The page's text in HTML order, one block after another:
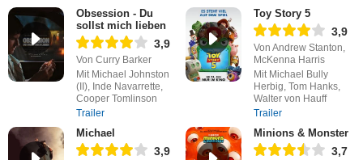
Obsession - Du
sollst mich lieben
3,9
Von Curry Barker
Mit Michael Johnston
(II), Inde Navarrette,
Cooper Tomlinson
Trailer
Toy Story 5
3,9
Von Andrew Stanton,
McKenna Harris
Mit Michael Bully
Herbig, Tom Hanks,
Walter von Hauff
Trailer
Michael
3,9
Minions & Monster
3,7